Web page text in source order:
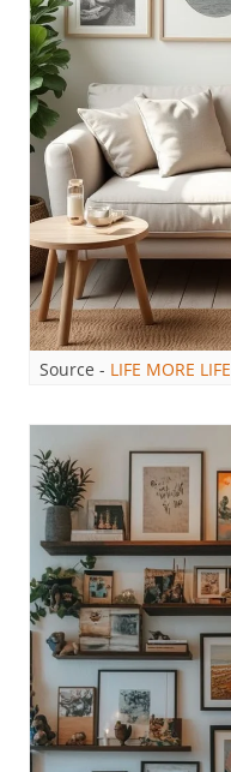
Source - LIFE MORE LIFE